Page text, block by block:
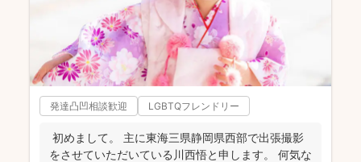
発達凸凹相談歓迎 LGBTQフレンドリー
初めまして。 主に東海三県静岡県西部で出張撮影
をさせていただいている川西悟と申します。 何気な